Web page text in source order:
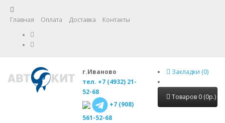
Главная Оплата Доставка Контакты
г.Иваново
тел. +7 (4932) 21-
52-68
+7 (908)
561-52-68
Закладки (0)
Товаров 0 (0р.)